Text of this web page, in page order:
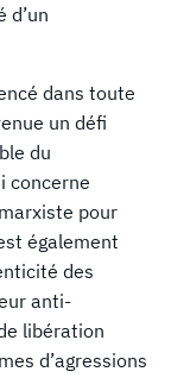
d’un
dans toute
un défi
du
concerne
pour
également
des
anti-
libération
d’agressions